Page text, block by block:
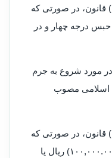
ب- مجازات حبس موضوع ماده (۶۲۱) قانون، در صورتی که
حبس درجه چهار و در
نسخ و در مورد شروع به جرم
مجازات اسلامی مصوب
ت- مجازات حبس موضوع ماده (۶۷۷) قانون، در صورتی که
میزان خسارت‌وارده یکصد میلیون (۱۰۰,۰۰۰.۰۰۰) ریال یا